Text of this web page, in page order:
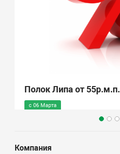
Полок Липа от 55р.м.п.
с 06 Марта
Компания